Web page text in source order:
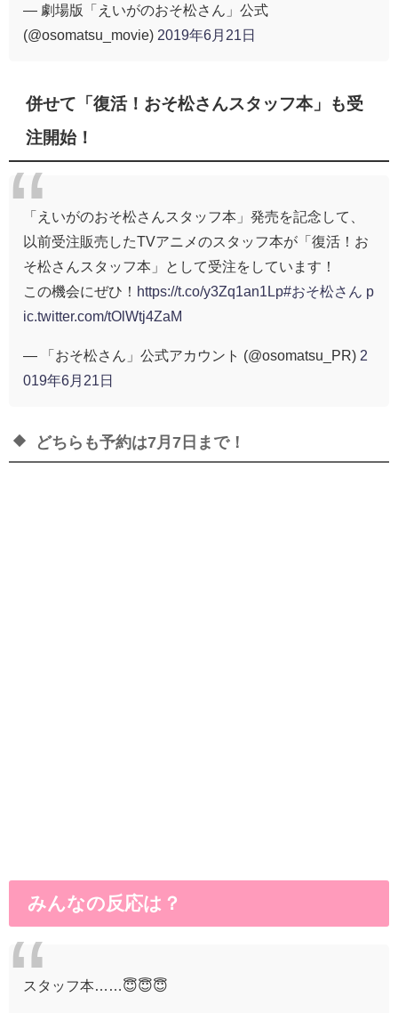
— 劇場版「えいがのおそ松さん」公式
(@osomatsu_movie) 2019年6月21日
併せて「復活！おそ松さんスタッフ本」も受
注開始！
「えいがのおそ松さんスタッフ本」発売を記念して、
以前受注販売したTVアニメのスタッフ本が「復活！お
そ松さんスタッフ本」として受注をしています！
この機会にぜひ！ https://t.co/y3Zq1an1Lp#おそ松さん
p
ic.twitter.com/tOlWtj4ZaM
— 「おそ松さん」公式アカウント (@osomatsu_PR) 2
019年6月21日
どちらも予約は7月7日まで！
みんなの反応は？
スタッフ本……😇😇😇